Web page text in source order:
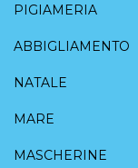
PIGIAMERIA
ABBIGLIAMENTO
NATALE
MARE
MASCHERINE